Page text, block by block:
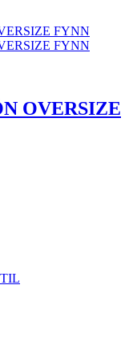
OVERSIZE